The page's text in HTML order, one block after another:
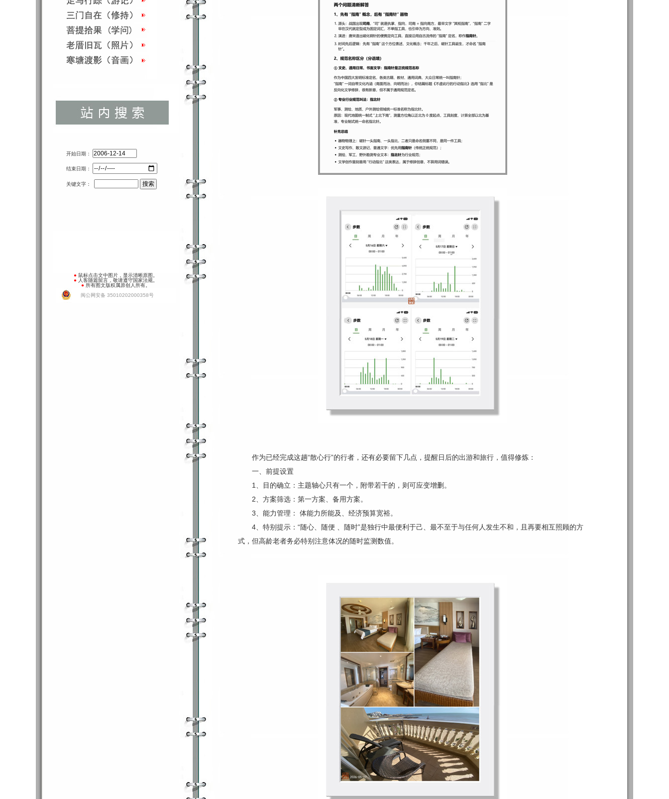
开始日期：
结束日期：
关键文字：
● 鼠标点击文中图片，显示清晰原图。
● 人客随篇留言，敬请遵守国家法规。
● 所有图文版权属原创人所有。
闽公网安备 35010202000358号
作为已经完成这趟“散心行”的行者，还有必要留下几点，提醒日后的出游和旅行，值得修炼：
一、前提设置
1、目的确立：主题轴心只有一个，附带若干的，则可应变增删。
2、方案筛选：第一方案、备用方案。
3、能力管理： 体能力所能及、经济预算宽裕。
4、特别提示：“随心、随便 、随时”是独行中最便利于己、最不至于与任何人发生不和，且再要相互照顾的方
式，但高龄老者务必特别注意体况的随时监测数值。